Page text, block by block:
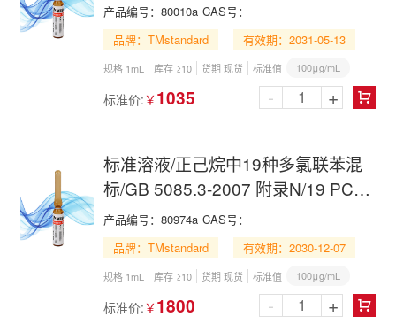
891-2017/18 PCBs Mix in n-
Hexane
产品编号： 80010a CAS号：
品牌：TMstandard
有效期：2031-05-13
规格 1mL 库存 ≥10 货期 现货 标准值 100μg/mL
标准价: ￥ 1035 
- +
标准溶液/正己烷中19种多氯联苯混
标/GB 5085.3-2007 附录N/19 PCBs
Mix in n-Hexane
产品编号： 80974a CAS号：
品牌：TMstandard
有效期：2030-12-07
规格 1mL 库存 ≥10 货期 现货 标准值 100μg/mL
标准价: ￥ 1800 
- +